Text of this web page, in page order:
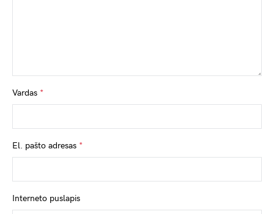
Vardas *
El. pašto adresas *
Interneto puslapis